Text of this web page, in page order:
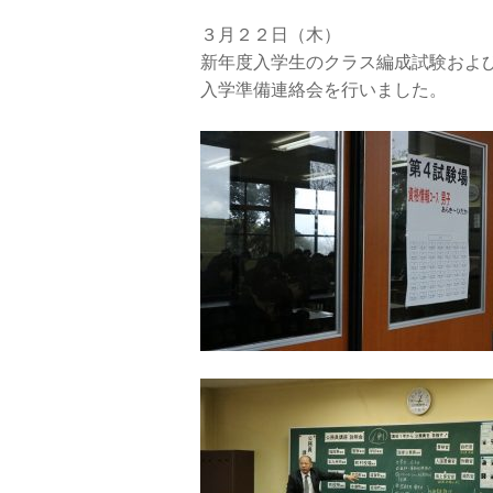
３月２２日（木）
新年度入学生のクラス編成試験およ
入学準備連絡会を行いました。